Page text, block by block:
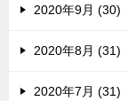
2020年9月 (30)
2020年8月 (31)
2020年7月 (31)